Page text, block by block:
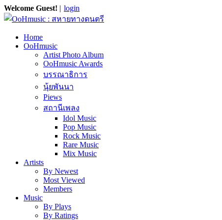
Welcome Guest! | login
Home
OoHmusic
Artist Photo Album
OoHmusic Awards
บรรณาธิการ
นุ้ยพันนา
Piews
สถานีเพลง
Idol Music
Pop Music
Rock Music
Rare Music
Mix Music
Artists
By Newest
Most Viewed
Members
Music
By Plays
By Ratings